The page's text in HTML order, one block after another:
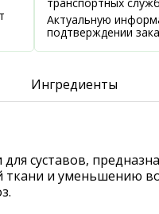
Актуальную
подтверждении
Ингредиенты
суставов,
и уменьшению